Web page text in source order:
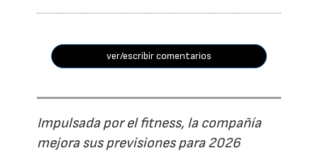
ver/escribir comentarios
Impulsada por el fitness, la compañía
mejora sus previsiones para 2026